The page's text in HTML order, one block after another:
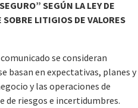
SEGÚN LA LEY DE
LITIGIOS DE VALORES
se consideran
basan en expectativas, planes y
y las operaciones de
de riesgos e incertidumbres.